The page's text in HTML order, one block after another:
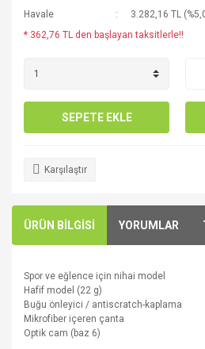
Havale
3.282,16 TL
* 362,76 TL den başlayan taksitlerle!!
SEPETE EKLE
Karşılaştır
ÜRÜN BİLGİSİ YORUMLAR
Spor ve eğlence için nihai model
Hafif model (22 g)
Buğu önleyici / antiscratch-kaplama
M ikrofiber içeren çanta
Optik cam (baz 6)